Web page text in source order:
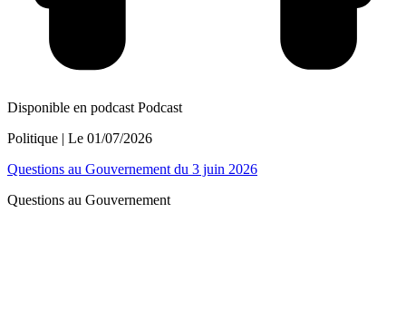
Disponible en podcast Podcast
Politique | Le 01/07/2026
Questions au Gouvernement du 3 juin 2026
Questions au Gouvernement